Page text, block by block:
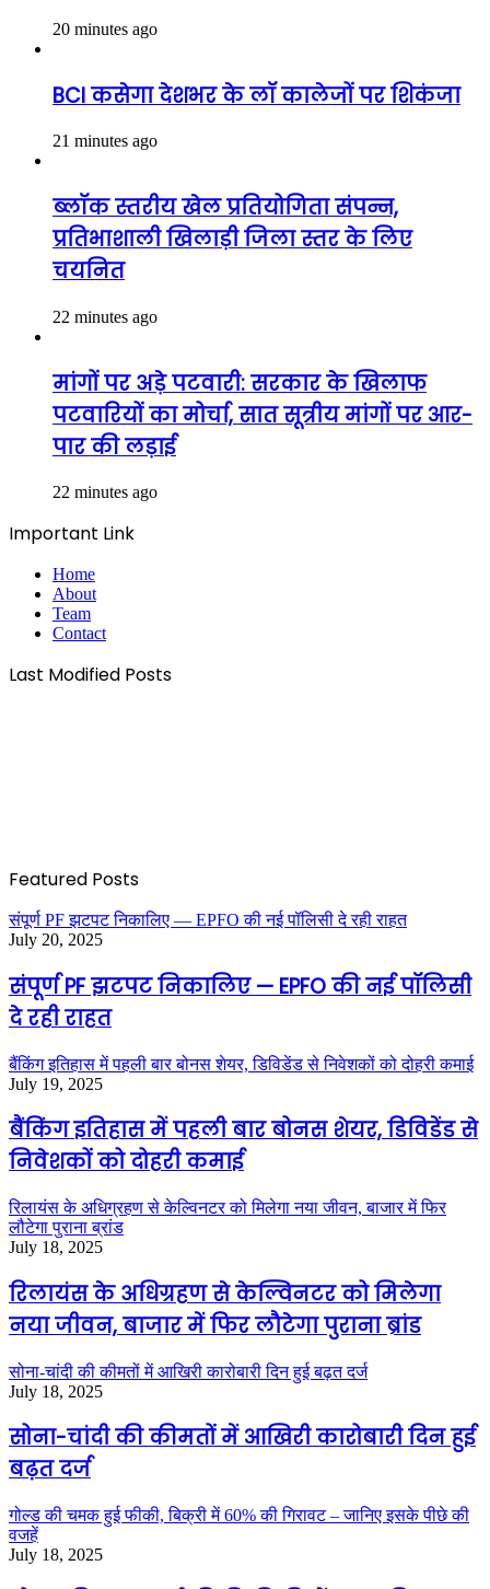
20 minutes ago
BCI कसेगा देशभर के लॉ कालेजों पर शिकंजा
21 minutes ago
ब्लॉक स्तरीय खेल प्रतियोगिता संपन्न,
प्रतिभाशाली खिलाड़ी जिला स्तर के लिए
चयनित
22 minutes ago
मांगों पर अड़े पटवारी: सरकार के खिलाफ
पटवारियों का मोर्चा, सात सूत्रीय मांगों पर आर-
पार की लड़ाई
22 minutes ago
Important Link
Home
About
Team
Contact
Last Modified Posts
Featured Posts
संपूर्ण PF झटपट निकालिए — EPFO की नई पॉलिसी दे रही राहत
July 20, 2025
संपूर्ण PF झटपट निकालिए — EPFO की नई पॉलिसी
दे रही राहत
बैंकिंग इतिहास में पहली बार बोनस शेयर, डिविडेंड से निवेशकों को दोहरी कमाई
July 19, 2025
बैंकिंग इतिहास में पहली बार बोनस शेयर, डिविडेंड से
निवेशकों को दोहरी कमाई
रिलायंस के अधिग्रहण से केल्विनटर को मिलेगा नया जीवन, बाजार में फिर
लौटेगा पुराना ब्रांड
July 18, 2025
रिलायंस के अधिग्रहण से केल्विनटर को मिलेगा
नया जीवन, बाजार में फिर लौटेगा पुराना ब्रांड
सोना-चांदी की कीमतों में आखिरी कारोबारी दिन हुई बढ़त दर्ज
July 18, 2025
सोना-चांदी की कीमतों में आखिरी कारोबारी दिन हुई
बढ़त दर्ज
गोल्ड की चमक हुई फीकी, बिक्री में 60% की गिरावट – जानिए इसके पीछे की
वजहें
July 18, 2025